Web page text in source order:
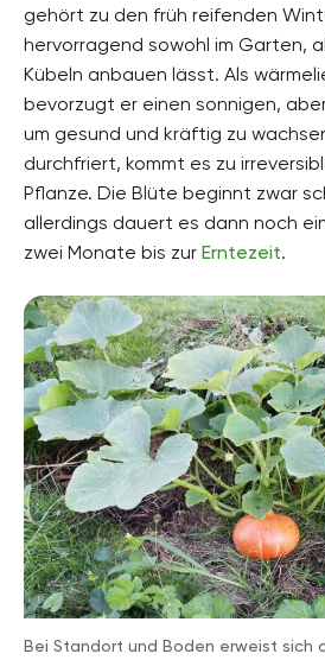
Pflanzenarten
Einjährige Pflanzen,
Gartenstil
Gemüsegarten,
gehört zu den früh reifenden
hervorragend sowohl im Garten,
Kübeln anbauen lässt. Als
bevorzugt er einen sonnigen,
um gesund und kräftig zu
durchfriert, kommt es zu
Pflanze. Die Blüte beginnt zwar
allerdings dauert es dann noch
zwei Monate bis zur Erntezeit.
Bei Standort und Boden erweist sich